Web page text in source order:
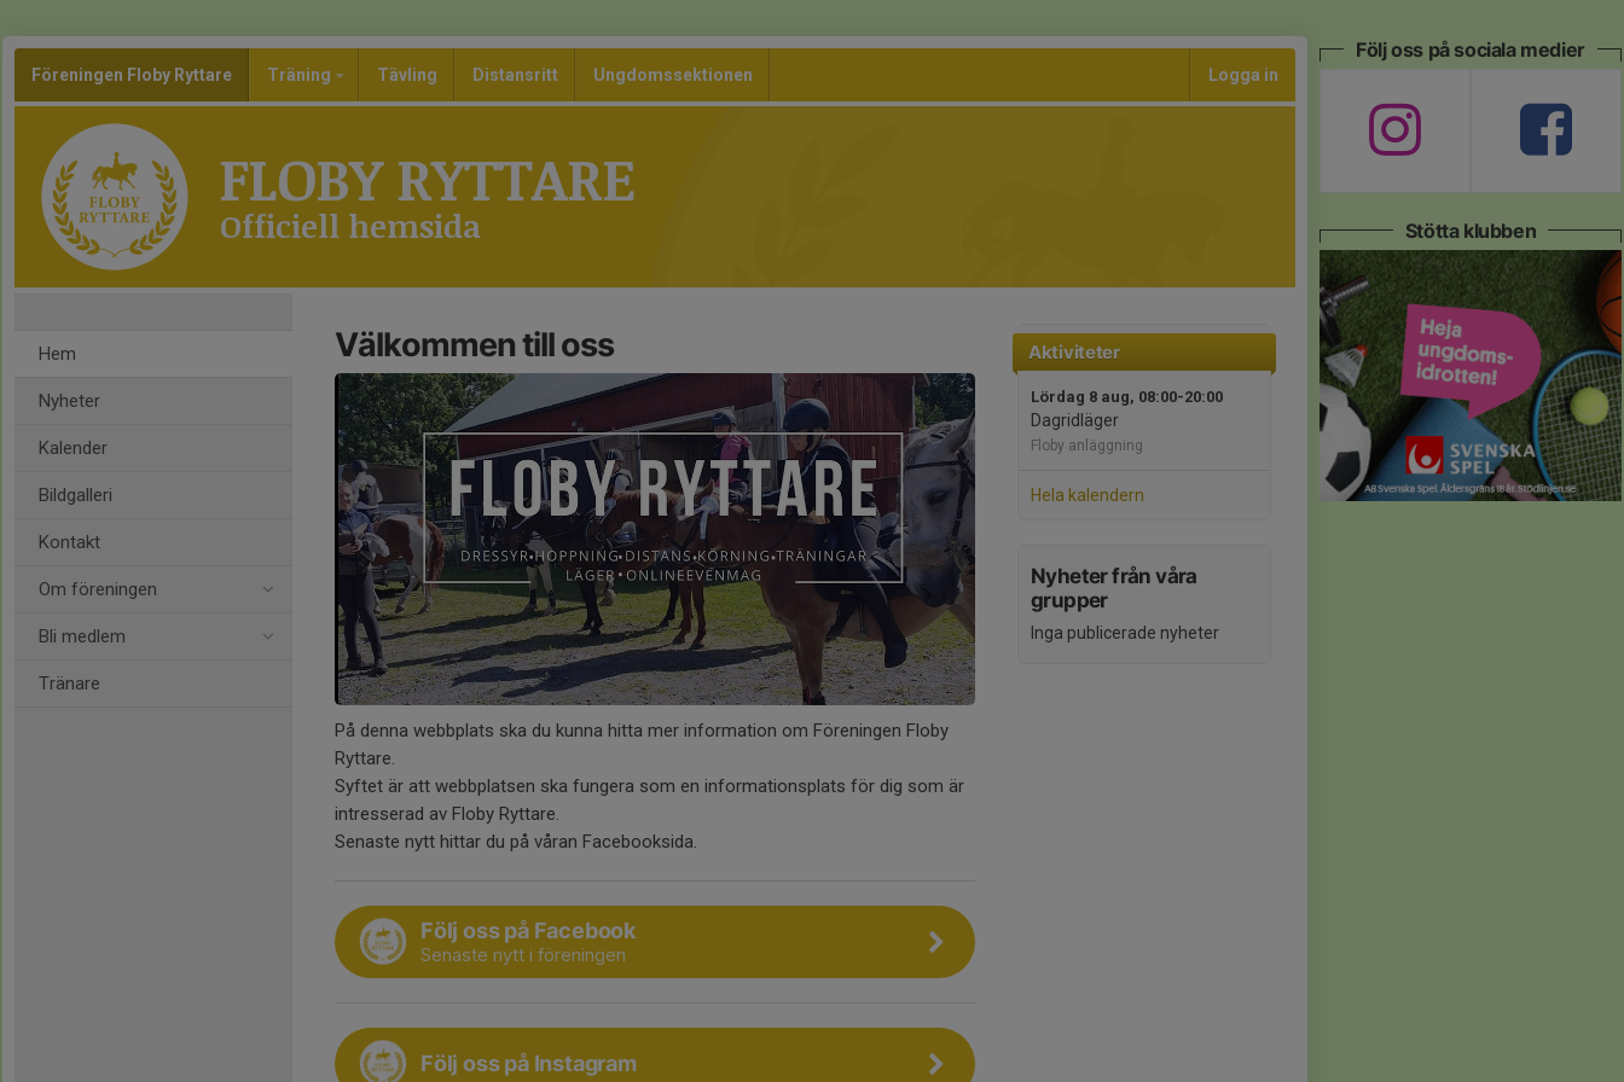
Föreningen Floby Ryttare Träning Tävling Distansritt Ungdomssektionen Logga in
FLOBY RYTTARE
Officiell hemsida
Hem
Nyheter
Kalender
Bildgalleri
Kontakt
Om föreningen
Bli medlem
Tränare
Aktiviteter
Lördag 8 aug, 08:00-20:00
Dagridläger
Floby anläggning
Hela kalendern
Nyheter från våra
grupper
Inga publicerade nyheter
Välkommen till oss
På denna webbplats ska du kunna hitta mer information om Föreningen Floby
Ryttare.
Syftet är att webbplatsen ska fungera som en informationsplats för dig som är
intresserad av Floby Ryttare.
Senaste nytt hittar du på våran Facebooksida.
Följ oss på Facebook
Senaste nytt i föreningen
Följ oss på Instagram
Följ oss på sociala medier
Stötta klubben